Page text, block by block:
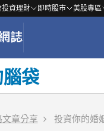
投資理財 即時股市 美股專區
袋
文章分享 投資你的婚